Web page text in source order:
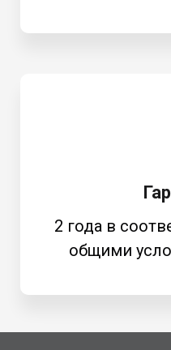
2 года в
общими